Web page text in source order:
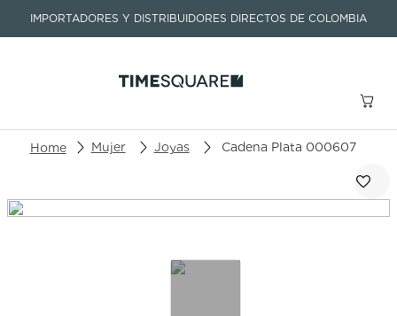
IMPORTADORES Y DISTRIBUIDORES DIRECTOS DE COLOMBIA
Buscar un producto o artículo
Mujer Joyas Cadena Plata 000607
TÉRMINOS MÁS BUSCADOS
1.
seastar